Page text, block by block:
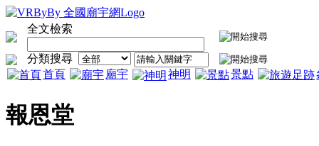
全文檢索
分類搜尋
首頁
廟宇 神明 景點
報恩堂